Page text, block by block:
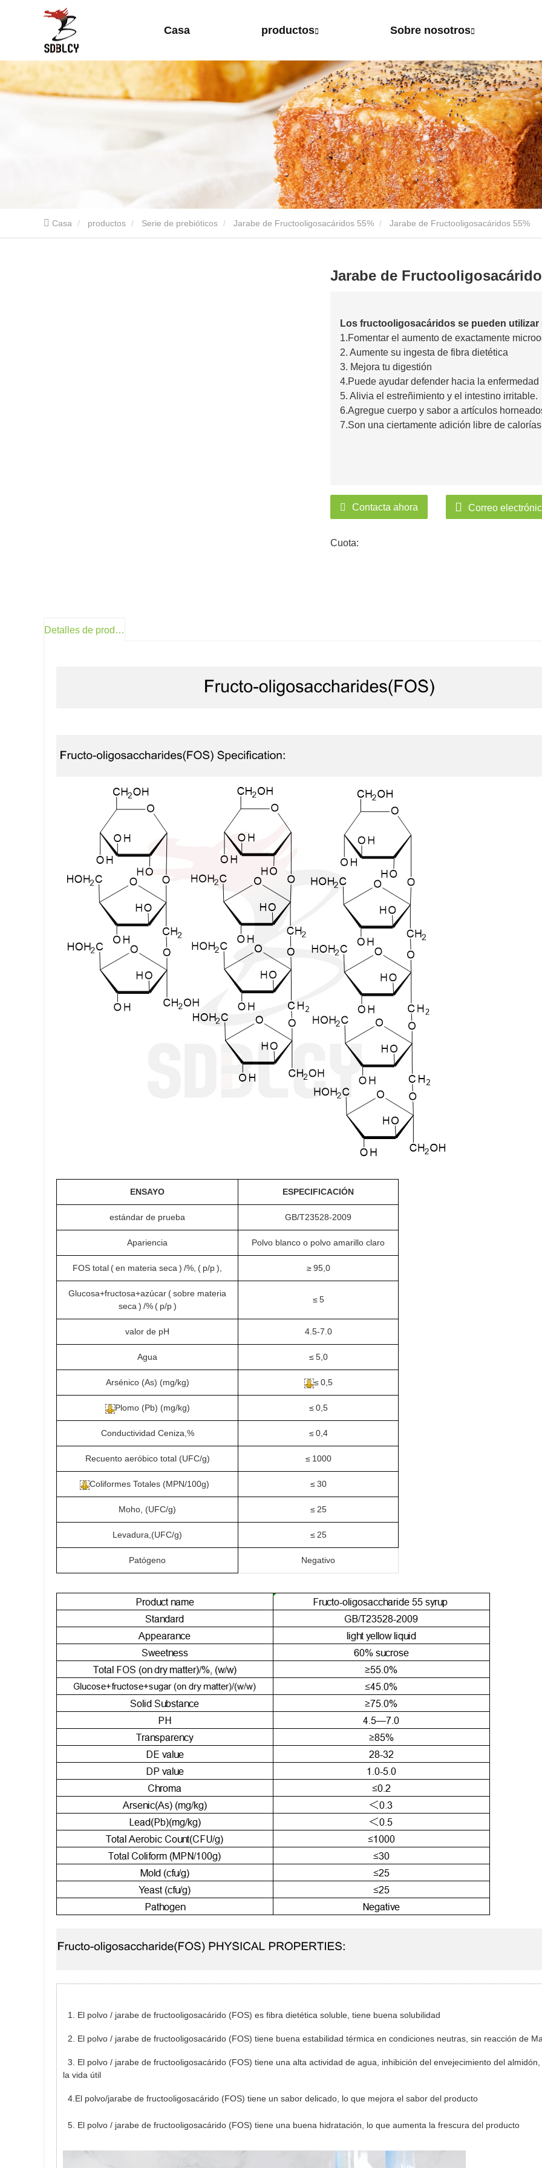
Casa productos Sobre nosotros
Casa productos Serie de prebióticos Jarabe de Fructooligosacáridos 55% Jarabe de Fructooligosacáridos 55%
Jarabe de
Los fructooligosacáridos se pueden
1.Fomentar el aumento de exactamente
2. Aumente su ingesta de fibra dietética
3. Mejora tu digestión
4.Puede ayudar defender hacia la enfermedad
5. Alivia el estreñimiento y el intestino irritable.
6.Agregue cuerpo y sabor a artículos
7.Son una ciertamente adición libre de
Contacta ahora Correo
Cuota:
Detalles de producto
ENSAYO ESPECIFICACIÓN
estándar de prueba GB/T23528-2009
Apariencia Polvo blanco o polvo amarillo claro
FOS total (en materia seca) /%, ( p/p), ≥ 95,0
Glucosa+fructosa+azúcar (sobre materia
seca ) /% ( p/p )
≤ 5
valor de pH 4.5-7.0
Agua ≤ 5,0
Arsénico (As) (mg/kg) ≤ 0,5
Plomo (Pb) (mg/kg) ≤ 0,5
Conductividad Ceniza,% ≤ 0,4
Recuento aeróbico total (UFC/g) ≤ 1000
Coliformes Totales (MPN/100g) ≤ 30
Moho, (UFC/g) ≤ 25
Levadura,(UFC/g) ≤ 25
Patógeno Negativo
1. El polvo / jarabe de fructooligosacárido (FOS) es fibra dietética soluble, tiene buena solubilidad
2. El polvo / jarabe de fructooligosacárido (FOS) tiene buena estabilidad térmica en condiciones neutras, sin reacción de
3. El polvo / jarabe de fructooligosacárido (FOS) tiene una alta actividad de agua, inhibición del envejecimiento del almidón,
la vida útil
4.El polvo/jarabe de fructooligosacárido (FOS) tiene un sabor delicado, lo que mejora el sabor del producto
5. El polvo / jarabe de fructooligosacárido (FOS) tiene una buena hidratación, lo que aumenta la frescura del producto